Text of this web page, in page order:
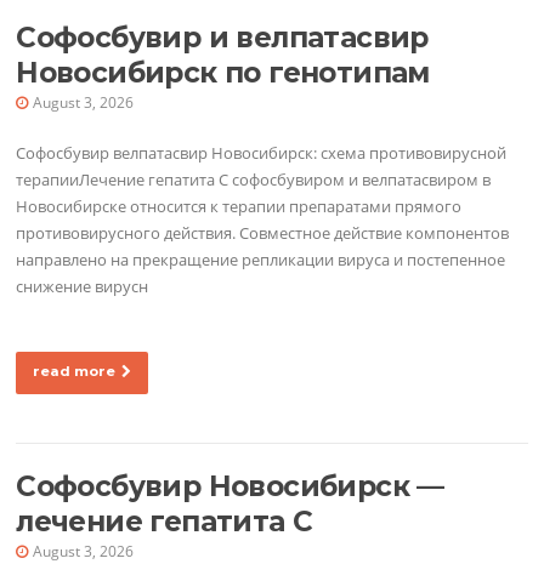
Софосбувир и велпатасвир
Новосибирск по генотипам
August 3, 2026
Софосбувир велпатасвир Новосибирск: схема противовирусной
терапииЛечение гепатита C софосбувиром и велпатасвиром в
Новосибирске относится к терапии препаратами прямого
противовирусного действия. Совместное действие компонентов
направлено на прекращение репликации вируса и постепенное
снижение вирусн
read more
Софосбувир Новосибирск —
лечение гепатита C
August 3, 2026